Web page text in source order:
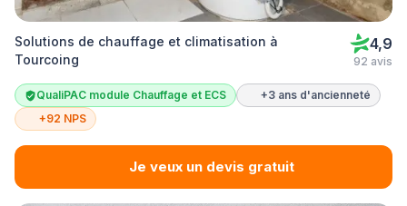
Solutions de chauffage et climatisation à
Tourcoing
4,9
92 avis
QualiPAC module Chauffage et ECS
+3 ans d'ancienneté
+92 NPS
Je veux un devis gratuit